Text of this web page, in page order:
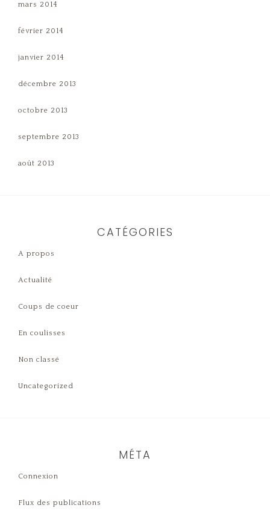
mars 2014
février 2014
janvier 2014
décembre 2013
octobre 2013
septembre 2013
août 2013
CATÉGORIES
A propos
Actualité
Coups de coeur
En coulisses
Non classé
Uncategorized
MÉTA
Connexion
Flux des publications